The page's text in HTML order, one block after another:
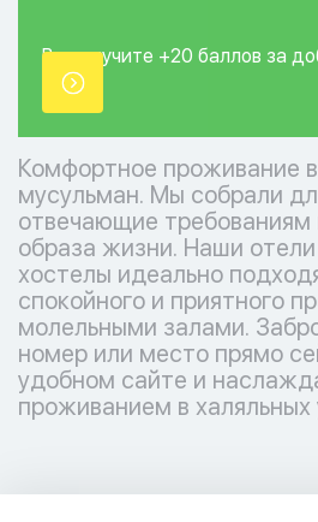
Вы получите +20 баллов за
точки.
Комфортное проживание
мусульман. Мы собрали
отвечающие требованиям
образа жизни. Наши
хостелы идеально
спокойного и приятного
молельными залами.
номер или место прямо
удобном сайте и
проживанием в халяльных